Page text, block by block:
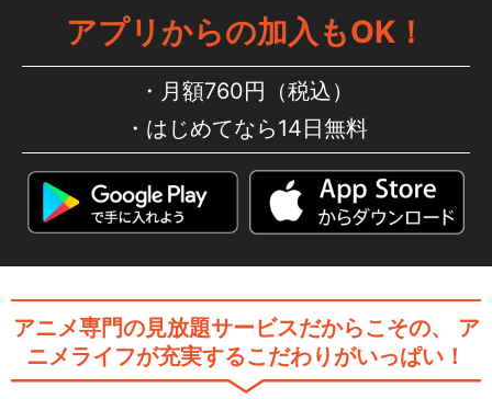
ボトムズファインダー
装甲騎兵ボトムズ 孤影再び
装甲騎兵ボトムズ 再編集版
アプリからの加入もOK！
月額760円（税込）
はじめてなら14日無料
アニメ専門の見放題サービスだからこその、
ア
ニメライフが充実するこだわりがいっぱい！